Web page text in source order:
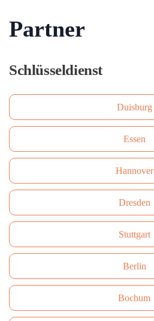
Partner
Schlüsseldienst
Duisburg
Essen
Hannover
Dresden
Stuttgart
Berlin
Bochum